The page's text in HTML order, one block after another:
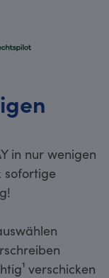
in nur wenigen
sofortige
verschicken